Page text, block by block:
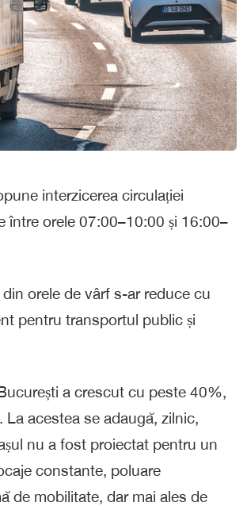
interzicerea circulației
între orele 07:00–10:00 și 16:00–
orele de vârf s-ar reduce cu
pentru transportul public și
a crescut cu peste 40%,
acestea se adaugă, zilnic,
nu a fost proiectat pentru un
constante, poluare
de mobilitate, dar mai ales de